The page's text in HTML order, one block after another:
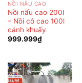
NỒI NẤU CAO
Nồi nấu cao 200l
– Nồi cô cao 100l
cánh khuấy
999.999₫